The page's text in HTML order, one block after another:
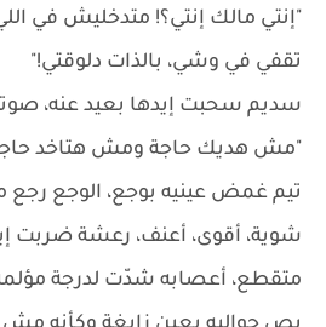
"إنتي مالك إنتي؟! متدخليش في
تقفي في وشي، بالذات دلوقتي!"
سديم سحبت إيدها بعيد عنه،
"مش هديك حاجة ومش هتاخد
تيم غمض عينيه بوجع، الوجع رجع
شوية، أقوى، أعنف، رعشة ضربت
متقطع، أعصابه شدّت لدرجة